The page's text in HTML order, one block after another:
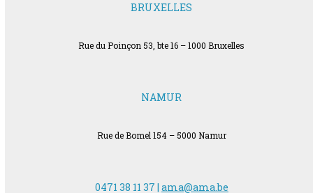
BRUXELLES
Rue du Poinçon 53, bte 16 – 1000 Bruxelles
NAMUR
Rue de Bomel 154 – 5000 Namur
0471 38 11 37 | ama@ama.be